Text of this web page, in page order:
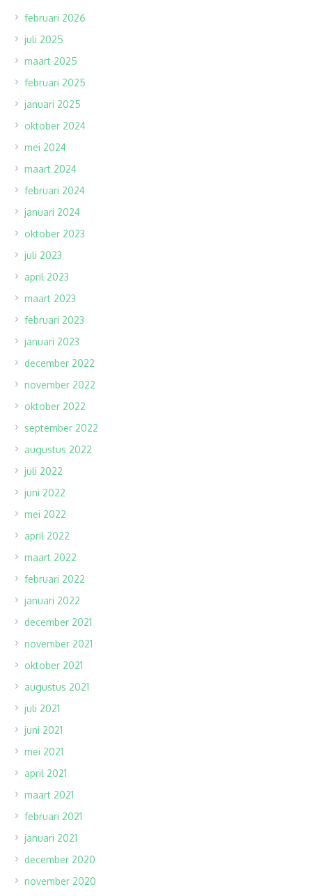
februari 2026
juli 2025
maart 2025
februari 2025
januari 2025
oktober 2024
mei 2024
maart 2024
februari 2024
januari 2024
oktober 2023
juli 2023
april 2023
maart 2023
februari 2023
januari 2023
december 2022
november 2022
oktober 2022
september 2022
augustus 2022
juli 2022
juni 2022
mei 2022
april 2022
maart 2022
februari 2022
januari 2022
december 2021
november 2021
oktober 2021
augustus 2021
juli 2021
juni 2021
mei 2021
april 2021
maart 2021
februari 2021
januari 2021
december 2020
november 2020